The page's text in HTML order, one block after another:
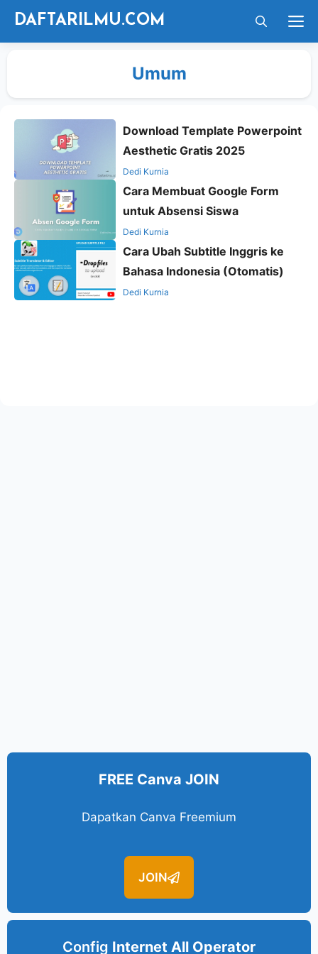
Langsung
DAFTARILMU.COM
Umum
Download Template Powerpoint
Aesthetic Gratis 2025
Dedi Kurnia
Cara Membuat Google Form
untuk Absensi Siswa
Dedi Kurnia
Cara Ubah Subtitle Inggris ke
Bahasa Indonesia (Otomatis)
Dedi Kurnia
FREE Canva JOIN
Dapatkan Canva Freemium
JOIN
Config Internet All Operator